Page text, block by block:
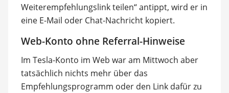
Weiterempfehlungslink teilen“ antippt, wird er in
eine E-Mail oder Chat-Nachricht kopiert.
Web-Konto ohne Referral-Hinweise
Im Tesla-Konto im Web war am Mittwoch aber
tatsächlich nichts mehr über das
Empfehlungsprogramm oder den Link dafür zu